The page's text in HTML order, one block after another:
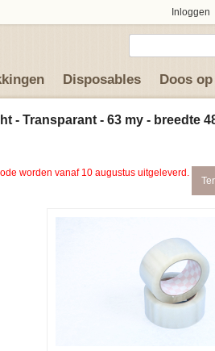
Inloggen
Disposables Doos
- Transparant - 63 my - breedte
worden vanaf 10 augustus uitgeleverd.